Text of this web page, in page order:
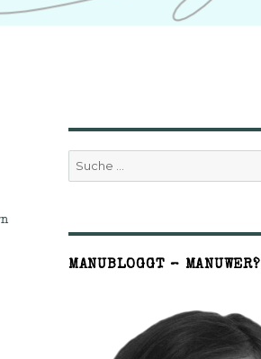
Suche
nach:
MANUBLOGGT – MANUWER?